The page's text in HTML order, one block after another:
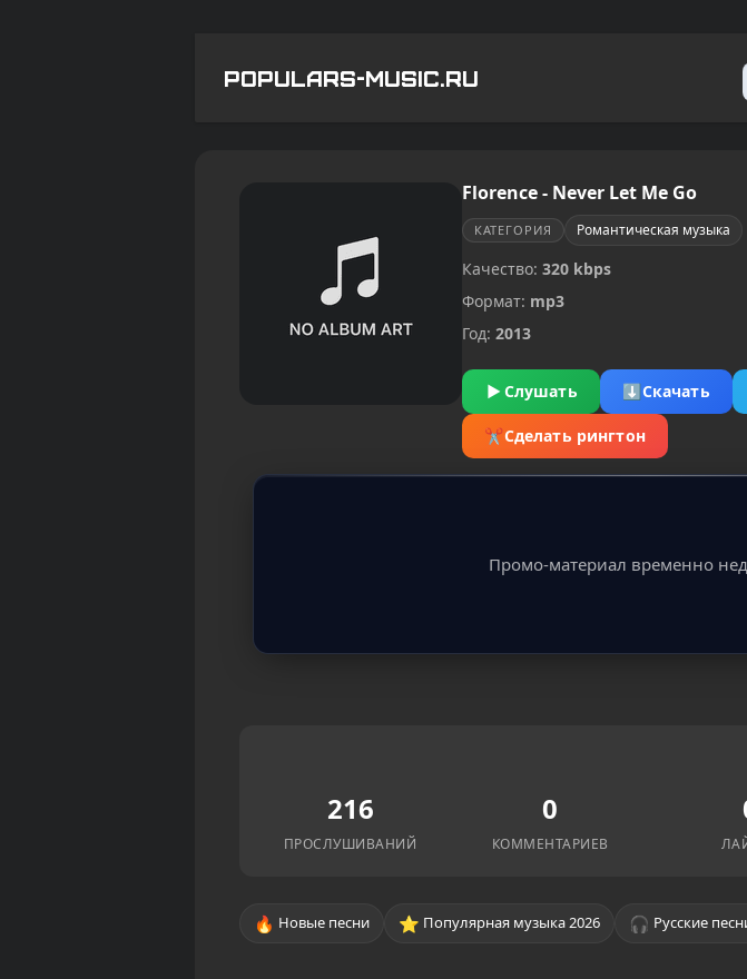
POPULARS-MUSIC.RU
Florence - Never Let Me Go
КАТЕГОРИЯ Романтическая музыка
Качество: 320 kbps
Формат: mp3
Год: 2013
▶ Слушать ⬇Скачать
✂Сделать рингтон
Промо-материал временно
216
ПРОСЛУШИВАНИЙ
0
КОММЕНТАРИЕВ
🔥 Новые песни ⭐ Популярная музыка 2026 🎧 Русские